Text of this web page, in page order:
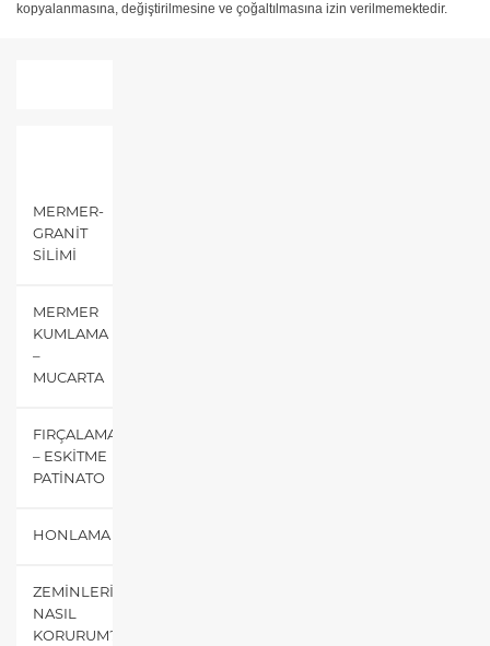
kopyalanmasına, değiştirilmesine ve çoğaltılmasına izin verilmemektedir.
MERMER-
GRANIT
SILIMI
MERMER
KUMLAMA
–
MUCARTA
FIRÇALAMA
– ESKITME
PATINATO
HONLAMA
ZEMINLERIMI
NASIL
KORURUM?